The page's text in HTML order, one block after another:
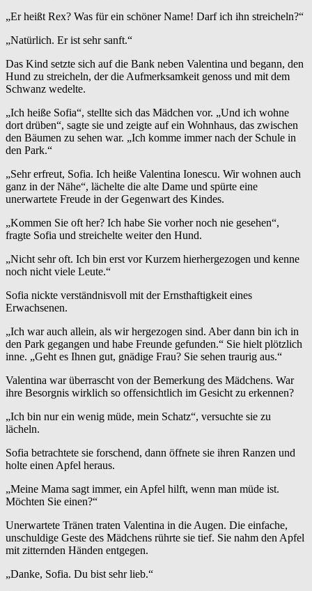
„Er heißt Rex? Was für ein schöner Name! Darf ich ihn streicheln?“
„Natürlich. Er ist sehr sanft.“
Das Kind setzte sich auf die Bank neben Valentina und begann, den
Hund zu streicheln, der die Aufmerksamkeit genoss und mit dem
Schwanz wedelte.
„Ich heiße Sofia“, stellte sich das Mädchen vor. „Und ich wohne
dort drüben“, sagte sie und zeigte auf ein Wohnhaus, das zwischen
den Bäumen zu sehen war. „Ich komme immer nach der Schule in
den Park.“
„Sehr erfreut, Sofia. Ich heiße Valentina Ionescu. Wir wohnen auch
ganz in der Nähe“, lächelte die alte Dame und spürte eine
unerwartete Freude in der Gegenwart des Kindes.
„Kommen Sie oft her? Ich habe Sie vorher noch nie gesehen“,
fragte Sofia und streichelte weiter den Hund.
„Nicht sehr oft. Ich bin erst vor Kurzem hierhergezogen und kenne
noch nicht viele Leute.“
Sofia nickte verständnisvoll mit der Ernsthaftigkeit eines
Erwachsenen.
„Ich war auch allein, als wir hergezogen sind. Aber dann bin ich in
den Park gegangen und habe Freunde gefunden.“ Sie hielt plötzlich
inne. „Geht es Ihnen gut, gnädige Frau? Sie sehen traurig aus.“
Valentina war überrascht von der Bemerkung des Mädchens. War
ihre Besorgnis wirklich so offensichtlich im Gesicht zu erkennen?
„Ich bin nur ein wenig müde, mein Schatz“, versuchte sie zu
lächeln.
Sofia betrachtete sie forschend, dann öffnete sie ihren Ranzen und
holte einen Apfel heraus.
„Meine Mama sagt immer, ein Apfel hilft, wenn man müde ist.
Möchten Sie einen?“
Unerwartete Tränen traten Valentina in die Augen. Die einfache,
unschuldige Geste des Mädchens rührte sie tief. Sie nahm den Apfel
mit zitternden Händen entgegen.
„Danke, Sofia. Du bist sehr lieb.“